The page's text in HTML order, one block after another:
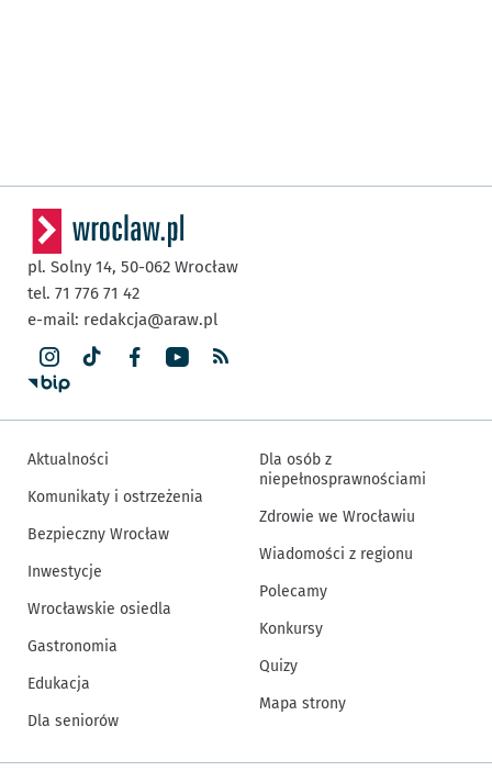
pl. Solny 14, 50-062 Wrocław
tel. 71 776 71 42
e-mail: redakcja@araw.pl
Aktualności
Komunikaty i ostrzeżenia
Bezpieczny Wrocław
Inwestycje
Wrocławskie osiedla
Gastronomia
Edukacja
Dla seniorów
Dla osób z
niepełnosprawnościami
Zdrowie we Wrocławiu
Wiadomości z regionu
Polecamy
Konkursy
Quizy
Mapa strony